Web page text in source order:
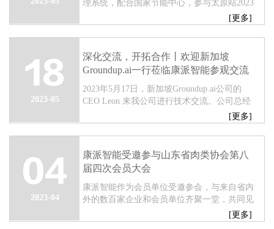
理系统，配合国家节能中心，参与太原站2023
年能源管理岗位（中级）培训并做项目交流，
助力工业企业节能增效！...
[更多]
18
2023-05
深化交流，开拓合作丨欢迎新加坡
Groundup.ai一行莅临康派智能参观交流
2023年5月17日，新加坡Groundup.ai公司的
CEO Leon 来我公司进行技术交流。公司总经
理刘庆永先生对Leon一行的到来表示了热烈的
欢迎，向来访客人介绍了企业相关情况，并陪
同参观公司研发中...
[更多]
04
2023-04
康派智能受邀参与山东省肉类协会第八
届四次会员大会
康派智能作为会员单位受邀参会，与来自省内
外的数百家企业和会员单位齐聚一堂，共同见
证山东省肉类协会第八届四次会员大会的顺利
召开。...
[更多]